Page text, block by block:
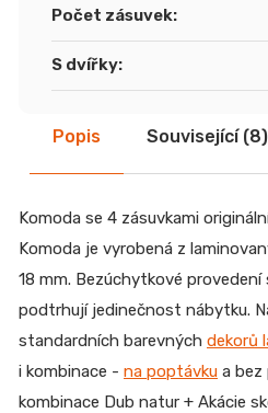
Počet zásuvek:
S dvířky:
Popis Související (8)
Komoda se 4 zásuvkami
Komoda je vyrobená z
18 mm. Bezúchytkové
podtrhují jedinečnost nábytku.
standardních barevných dekorů
i kombinace - na poptávku a bez
kombinace Dub natur + Akácie